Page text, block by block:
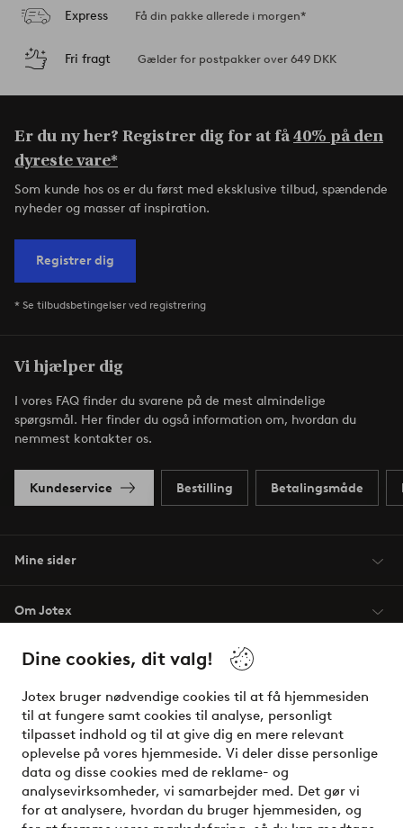
Dine cookies, dit valg!
Jotex bruger nødvendige cookies til at få hjemmesiden
til at fungere samt cookies til analyse, personligt
tilpasset indhold og til at give dig en mere relevant
oplevelse på vores hjemmeside. Vi deler disse personlige
data og disse cookies med de reklame- og
analysevirksomheder, vi samarbejder med. Det gør vi
for at analysere, hvordan du bruger hjemmesiden, og
Express Få din pakke allerede i morgen*
Fri fragt Gælder for postpakker over 649 DKK
Er du ny her? Registrer dig for at få40% på den
dyreste vare*
Som kunde hos os er du først med eksklusive tilbud, spændende
nyheder og masser af inspiration.
Registrer dig
* Se tilbudsbetingelser ved registrering
Vi hjælper dig
I vores FAQ finder du svarene på de mest almindelige
spørgsmål. Her finder du også information om, hvordan du
nemmest kontakter os.
Kundeservice Bestilling Betalingsmåde
Mine sider
Om Jotex
Vilkår
Venner
Sikre betalinger - betal nu eller del op
Vil du vide mere om vores betalingsmuligheder?